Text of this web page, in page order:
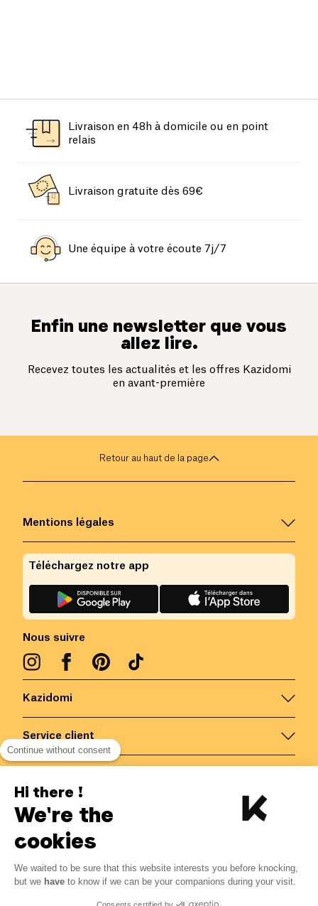
Livraison en 48h à domicile ou en point
relais
Livraison gratuite dès 69€
Une équipe à votre écoute 7j/7
Enfin une newsletter que vous
allez lire.
Recevez toutes les actualités et les offres Kazidomi
en avant-première
4.06€ 3.45€ -15% ?
Economisez 0.61 € avec K+
Retour au haut de la page
Kazidomi
Service client
Mentions légales
Nous suivre
Téléchargez notre app
Belgique/FR
Continue without consent
Hi there !
We're the
cookies
We waited to be sure that this website interests you before knocking,
but we have to know if we can be your companions during your visit.
Consents certified by